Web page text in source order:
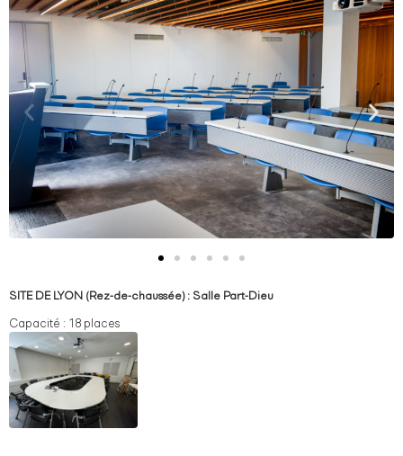
SITE DE LYON (Rez-de-chaussée) : Salle Part-Dieu
Capacité : 18 places